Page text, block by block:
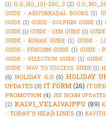
(1) G.O_NO_101-200_2 (2)
GUIDE - ARIVUKKADAL BOOKS (1)
GUIDE (1) GUIDE - DOLPHIN GUIDE (1)
GUIDE (1) GUIDE - GEM GUIDE (1)
GUIDE - KONAR GUIDE (1) GUIDE -
GUIDE - PENGUIN GUIDE (1) GUIDE -
GUIDE - SELECTION GUIDE (1) GUIDE
GUIDE - WAY TO SUCCESS GUIDE (1)
(6) HOLIDAY G.O (5) HOLIDAY
UPDATES (3) IT FORM (26) IT
PROMOTION (4) JEE NCHM UPDATES
(2) KALVI_VELAIVAIPPU (89)
- TODAY'S HEAD LINES (3)